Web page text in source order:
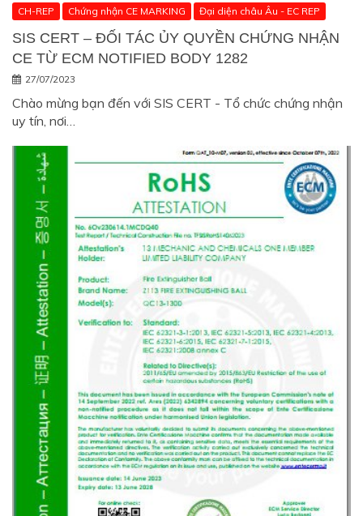
CH-REP Chứng nhận CE MARKING Đại diện châu Âu - EC REP
SIS CERT – ĐỐI TÁC ỦY QUYỀN CHỨNG NHẬN
CE TỪ ECM NOTIFIED BODY 1282
27/07/2023
Chào mừng bạn đến với SIS CERT - Tổ chức chứng nhận
uy tín, nơi…